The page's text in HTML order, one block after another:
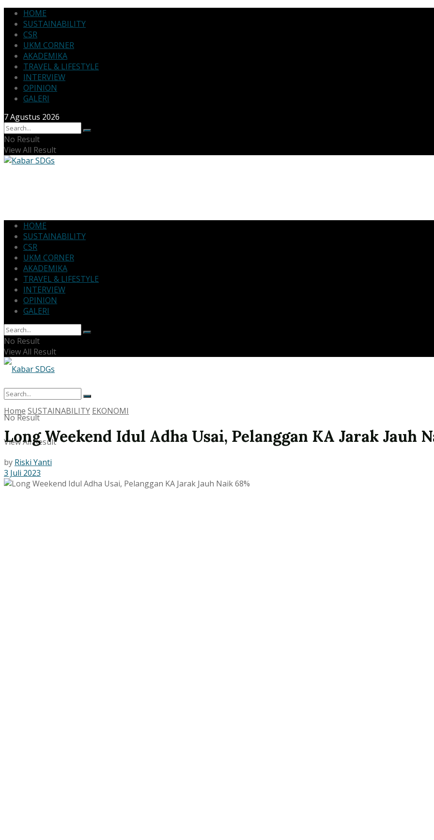
HOME
SUSTAINABILITY
CSR
UKM CORNER
AKADEMIKA
TRAVEL & LIFESTYLE
INTERVIEW
OPINION
GALERI
7 Agustus 2026
No Result
View All Result
HOME
SUSTAINABILITY
CSR
UKM CORNER
AKADEMIKA
TRAVEL & LIFESTYLE
INTERVIEW
OPINION
GALERI
No Result
View All Result
No Result
View All Result
Home SUSTAINABILITY EKONOMI
Long Weekend Idul Adha Usai, Pelanggan KA Jarak Jauh
by Riski Yanti
3 Juli 2023